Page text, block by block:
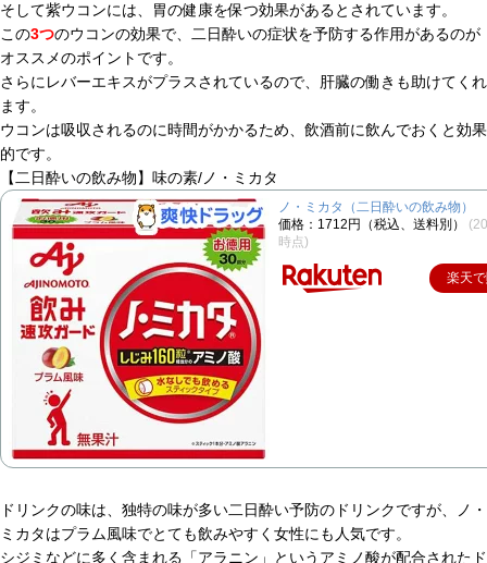
そして紫ウコンには、胃の健康を保つ効果があるとされています。
この3つのウコンの効果で、二日酔いの症状を予防する作用があるのが
オススメのポイントです。
さらにレバーエキスがプラスされているので、肝臓の働きも助けてくれ
ます。
ウコンは吸収されるのに時間がかかるため、飲酒前に飲んでおくと効果
的です。
【二日酔いの飲み物】味の素/ノ・ミカタ
ノ・ミカタ（二日酔いの飲み物）
価格：1712円（税込、送料別）
時点)
楽天
ドリンクの味は、独特の味が多い二日酔い予防のドリンクですが、ノ・
ミカタはプラム風味でとても飲みやすく女性にも人気です。
シジミなどに多く含まれる「アラニン」というアミノ酸が配合されたド